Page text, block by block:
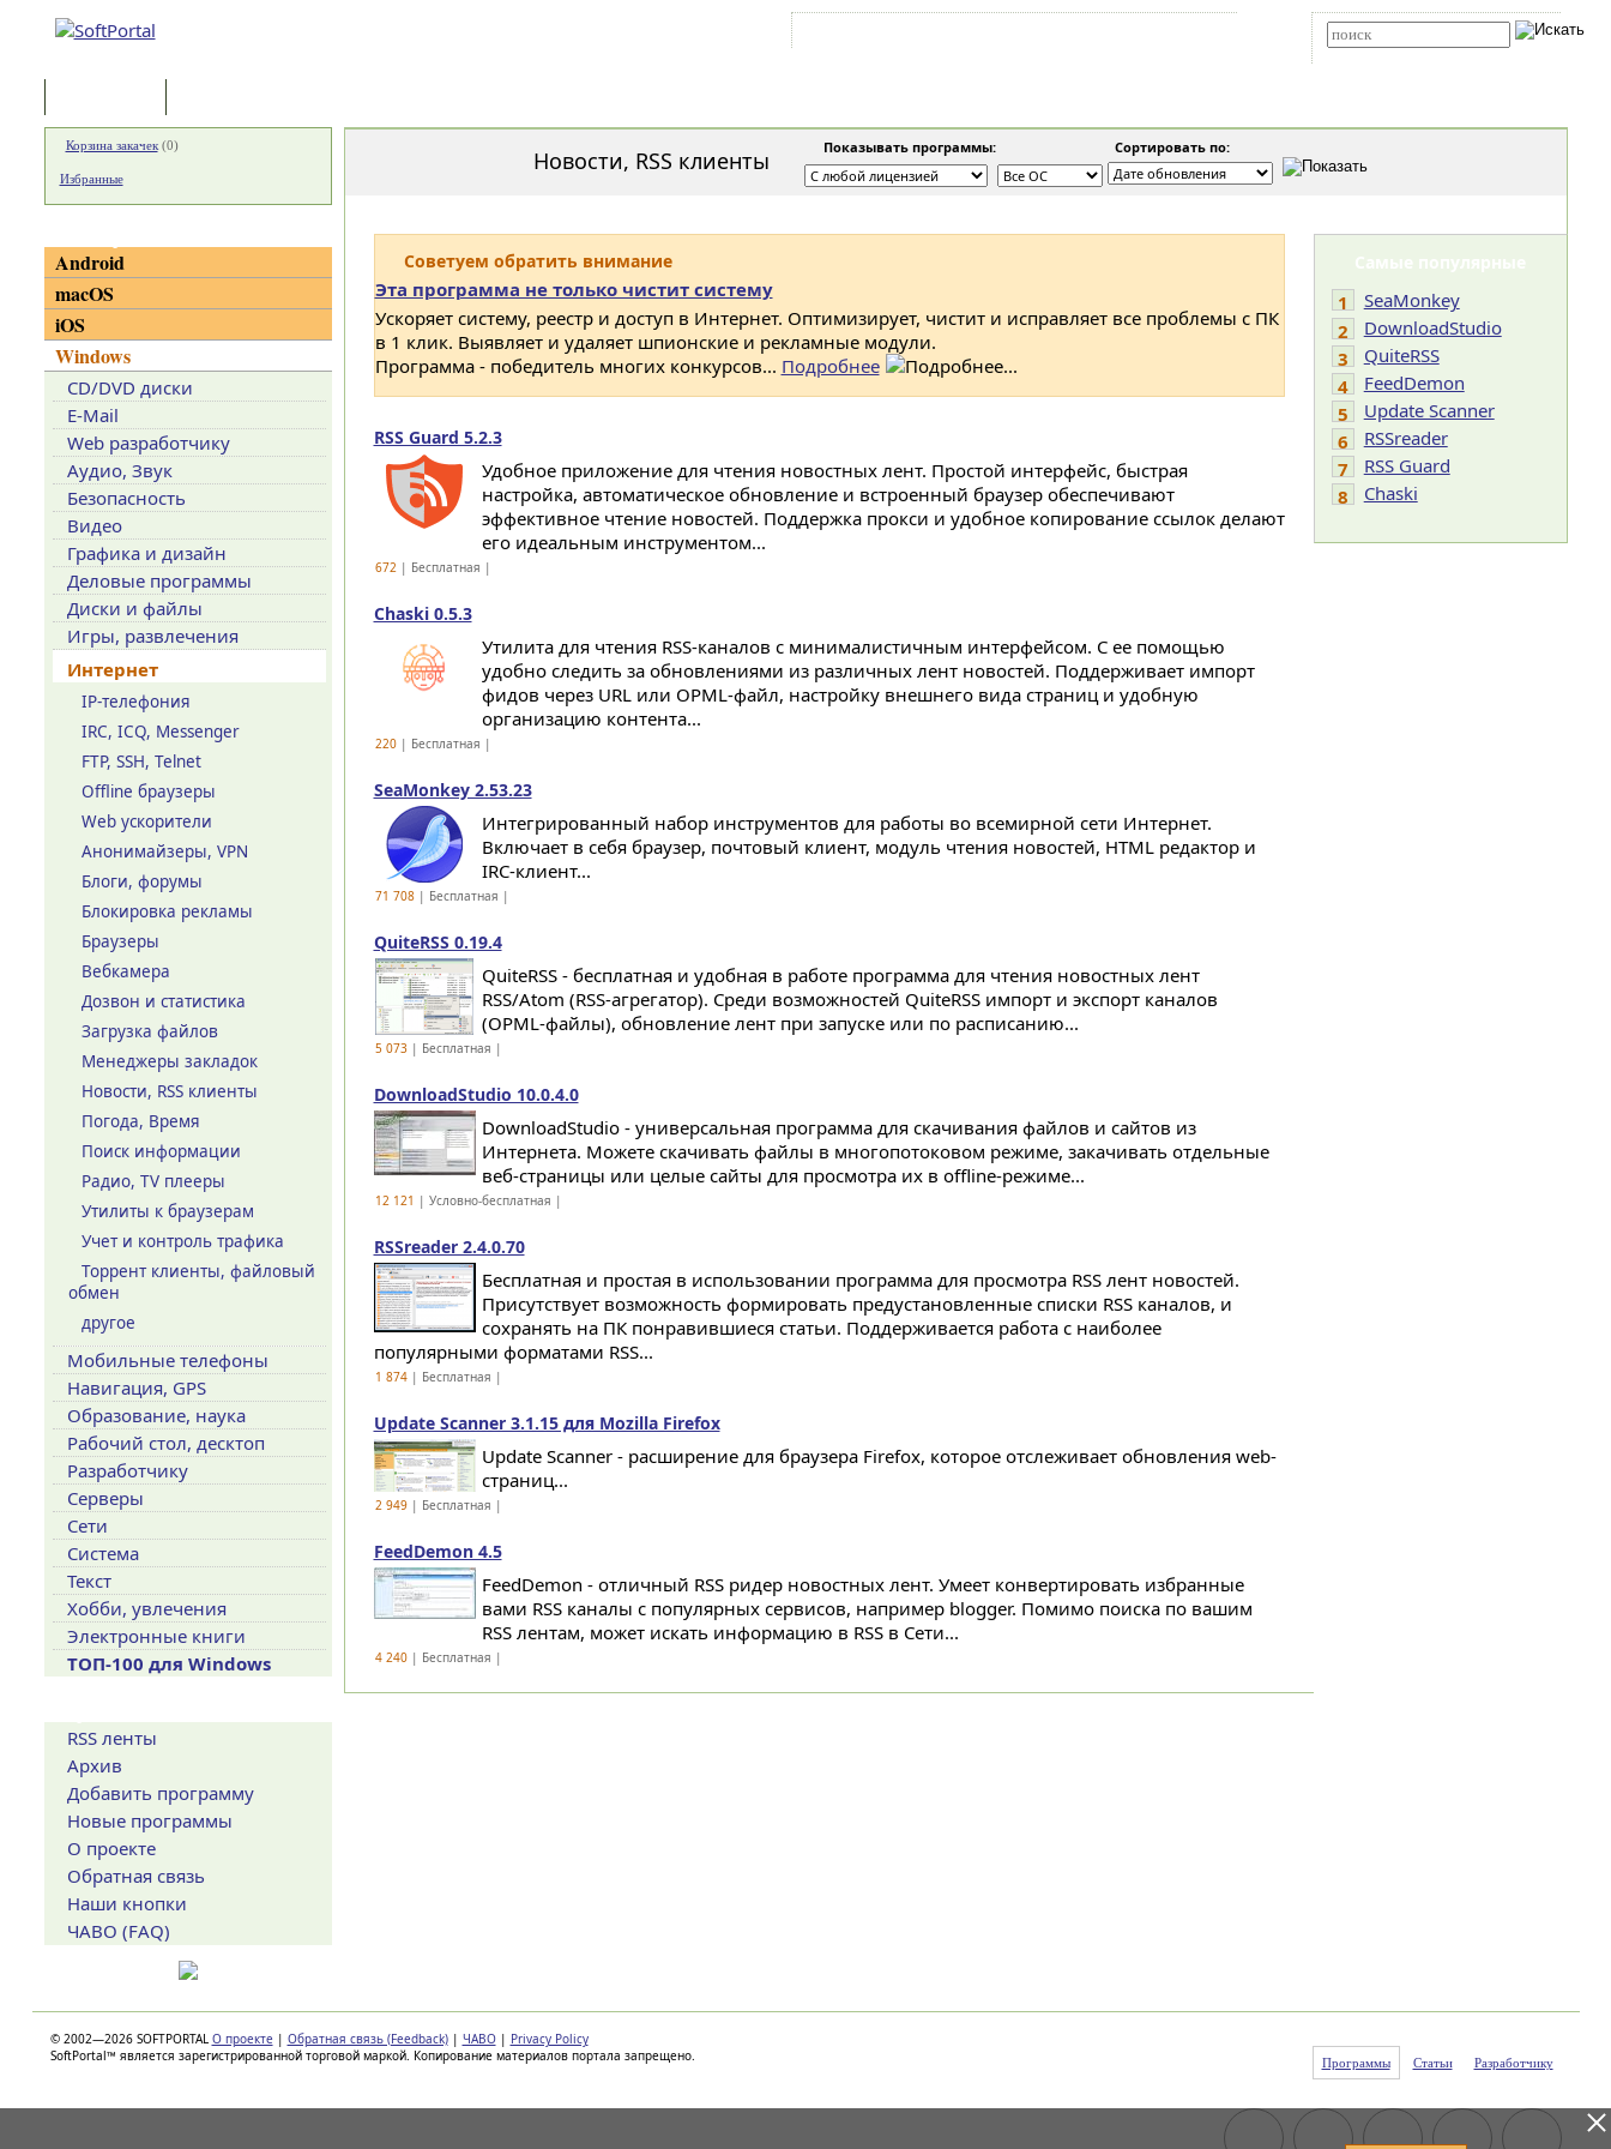
Новости, RSS клиенты Показывать программы: Сортировать по:
Советуем обратить внимание
Эта программа не только чистит систему
Ускоряет систему, реестр и доступ в Интернет. Оптимизирует, чистит и исправляет все проблемы с ПК
в 1 клик. Выявляет и удаляет шпионские и рекламные модули.
Программа - победитель многих конкурсов... Подробнее
RSS Guard 5.2.3
Удобное приложение для чтения новостных лент. Простой интерфейс, быстрая
настройка, автоматическое обновление и встроенный браузер обеспечивают
эффективное чтение новостей. Поддержка прокси и удобное копирование ссылок делают
его идеальным инструментом...
672| Бесплатная |
Chaski 0.5.3
Утилита для чтения RSS-каналов с минималистичным интерфейсом. С ее помощью
удобно следить за обновлениями из различных лент новостей. Поддерживает импорт
фидов через URL или OPML-файл, настройку внешнего вида страниц и удобную
организацию контента...
220| Бесплатная |
SeaMonkey 2.53.23
Интегрированный набор инструментов для работы во всемирной сети Интернет.
Включает в себя браузер, почтовый клиент, модуль чтения новостей, HTML редактор и
IRC-клиент...
71 708| Бесплатная |
QuiteRSS 0.19.4
QuiteRSS - бесплатная и удобная в работе программа для чтения новостных лент
RSS/Atom (RSS-агрегатор). Среди возможностей QuiteRSS импорт и экспорт каналов
(OPML-файлы), обновление лент при запуске или по расписанию...
5 073| Бесплатная |
DownloadStudio 10.0.4.0
DownloadStudio - универсальная программа для скачивания файлов и сайтов из
Интернета. Можете скачивать файлы в многопотоковом режиме, закачивать отдельные
веб-страницы или целые сайты для просмотра их в offline-режиме...
12 121 | Условно-бесплатная |
RSSreader 2.4.0.70
Бесплатная и простая в использовании программа для просмотра RSS лент новостей.
Присутствует возможность формировать предустановленные списки RSS каналов, и
сохранять на ПК понравившиеся статьи. Поддерживается работа с наиболее
популярными форматами RSS...
1 874| Бесплатная |
Update Scanner 3.1.15 для Mozilla Firefox
Update Scanner - расширение для браузера Firefox, которое отслеживает обновления web-
страниц...
2 949| Бесплатная |
FeedDemon 4.5
FeedDemon - отличный RSS ридер новостных лент. Умеет конвертировать избранные
вами RSS каналы с популярных сервисов, например blogger. Помимо поиска по вашим
RSS лентам, может искать информацию в RSS в Сети...
4 240| Бесплатная |
Самые популярные
1
SeaMonkey
2
DownloadStudio
3
QuiteRSS
4
FeedDemon
5
Update Scanner
6
RSSreader
7
RSS Guard
8
Chaski
Корзина закачек(0)
Избранные
Android
macOS
iOS
Windows
CD/DVD диски
E-Mail
Web разработчику
Аудио, Звук
Безопасность
Видео
Графика и дизайн
Деловые программы
Диски и файлы
Игры, развлечения
Интернет
IP-телефония
IRC, ICQ, Messenger
FTP, SSH, Telnet
Offline браузеры
Web ускорители
Анонимайзеры, VPN
Блоги, форумы
Блокировка рекламы
Браузеры
Вебкамера
Дозвон и статистика
Загрузка файлов
Менеджеры закладок
Новости, RSS клиенты
Погода, Время
Поиск информации
Радио, TV плееры
Утилиты к браузерам
Учет и контроль трафика
Торрент клиенты, файловый
обмен
другое
Мобильные телефоны
Навигация, GPS
Образование, наука
Рабочий стол, десктоп
Разработчику
Серверы
Сети
Система
Текст
Хобби, увлечения
Электронные книги
ТОП-100 для Windows
RSS ленты
Архив
Добавить программу
Новые программы
О проекте
Обратная связь
Наши кнопки
ЧАВО (FAQ)
© 2002—2026 SOFTPORTAL О проекте | Обратная связь (Feedback) | ЧАВО | Privacy Policy
SoftPortal™ является зарегистрированной торговой маркой. Копирование материалов портала запрещено.
Программы Статьи Разработчику